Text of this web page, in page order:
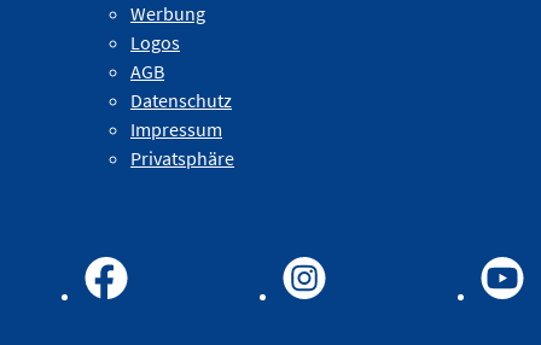
Werbung
Logos
AGB
Datenschutz
Impressum
Privatsphäre